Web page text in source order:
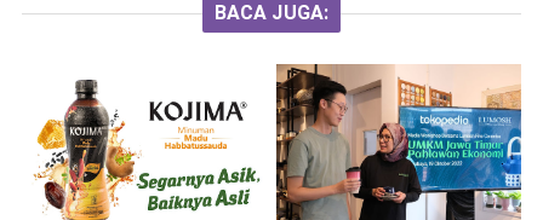
BACA JUGA: